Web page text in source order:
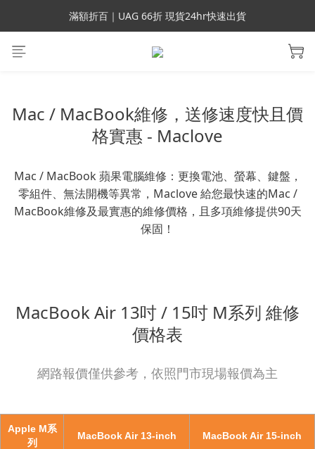
會員699免運｜父親節禮手機殼5折、行動電源66折
滿額折百｜UAG 66折 現貨24hr快速出貨
滿額折百｜SUPCASE iPhone 三星手機殼5折
Mac / MacBook維修，送修速度快且價
格實惠 - Maclove
Mac / MacBook 蘋果電腦維修：更換電池、螢幕、鍵盤，
零組件、無法開機等異常，Maclove 給您最快速的Mac /
MacBook維修及最實惠的維修價格，且多項維修提供90天
保固！
MacBook Air 13吋 / 15吋 M系列 維修
價格表
網路報價僅供參考，依照門市現場報價為主
Apple M系
列
MacBook Air 13-inch MacBook Air 15-inch